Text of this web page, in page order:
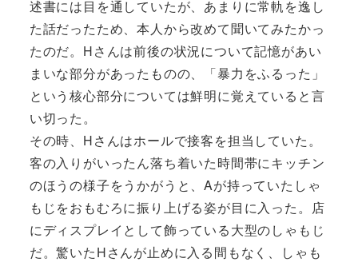
述書には目を通していたが、あまりに常軌を逸し
た話だったため、本人から改めて聞いてみたかっ
たのだ。Hさんは前後の状況について記憶があい
まいな部分があったものの、「暴力をふるった」
という核心部分については鮮明に覚えていると言
い切った。
その時、Hさんはホールで接客を担当していた。
客の入りがいったん落ち着いた時間帯にキッチン
のほうの様子をうかがうと、Aが持っていたしゃ
もじをおもむろに振り上げる姿が目に入った。店
にディスプレイとして飾っている大型のしゃもじ
だ。驚いたHさんが止めに入る間もなく、しゃも